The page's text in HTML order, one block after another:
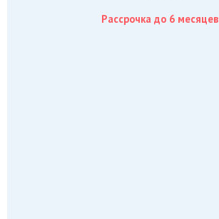
Рассрочка до 6 месяцев